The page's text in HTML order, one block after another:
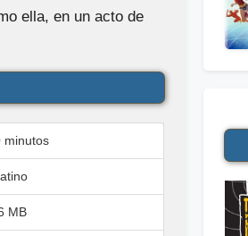
ella, en un acto de
minutos
MB